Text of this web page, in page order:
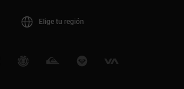
Elige tu región